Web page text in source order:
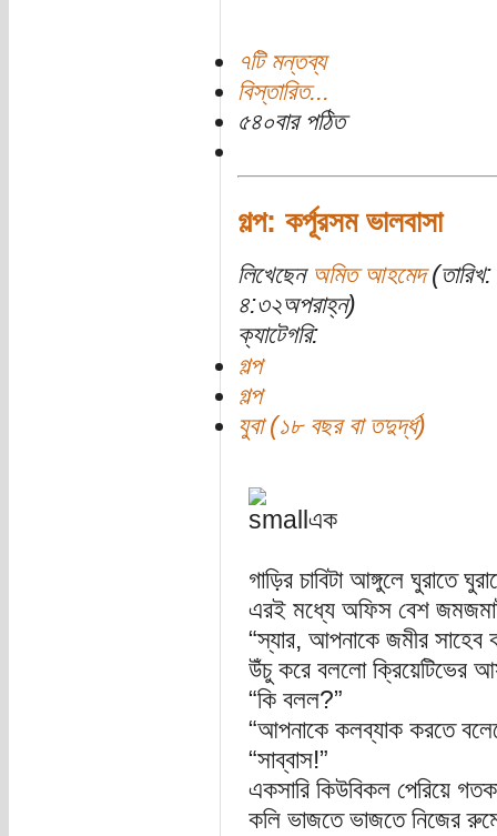
৭টি মন্তব্য
বিস্তারিত...
৫৪০বার পঠিত
গল্প: কর্পূরসম ভালবাসা
লিখেছেন অমিত আহমেদ
৪:৩২অপরাহ্ন)
ক্যাটেগরি:
গল্প
গল্প
যুবা (১৮ বছর বা তদুর্দ্ধ)
এক
গাড়ির চাবিটা আঙ্গুলে ঘুরাতে
এরই মধ্যে অফিস বেশ
“স্যার, আপনাকে জমীর সাহেব
উঁচু করে বললো ক্রিয়েটিভের
“কি বলল?”
“আপনাকে কলব্যাক করতে
“সাব্বাস!”
একসারি কিউবিকল পেরিয়ে
কলি ভাজতে ভাজতে নিজের